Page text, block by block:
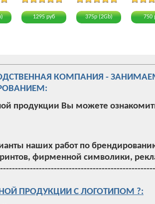
1295 руб 375р (2Gb) 750
КОМПАНИЯ -
продукции Вы можете
наших работ по
фирменной символики,
ПРОДУКЦИИ С ЛОГОТИПОМ ?: